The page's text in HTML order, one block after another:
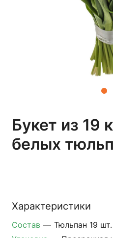
Букет из 19
белых
Характеристики
Состав — Тюльпан 19 шт.